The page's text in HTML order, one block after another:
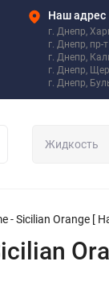
Наш адрес
г. Днепр,
г. Днепр, пр-
г. Днепр,
г. Днепр,
г. Днепр,
- Sicilian Orange [